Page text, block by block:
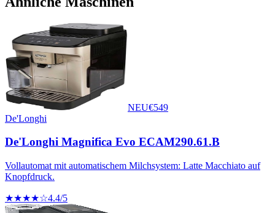
NEU€549
De'Longhi
De'Longhi Magnifica Evo ECAM290.61.B
Vollautomat mit automatischem Milchsystem: Latte Macchiato auf
Knopfdruck.
★★★★☆4.4/5